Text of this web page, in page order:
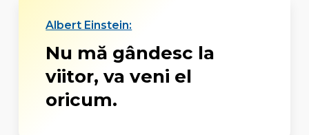
Albert Einstein:
Nu mă gândesc la
viitor, va veni el
oricum.